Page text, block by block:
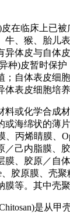
在临床上已被
牛、猴、胎儿
异体皮与自体
种)皮暂时保
；自体表皮细
体表皮细胞培养
料或化学合成
或海绵状的薄
、丙烯睛膜、
／己内脂膜、
膜、胶原／自
、胶原膜、壳
膜等。其中壳
是从甲